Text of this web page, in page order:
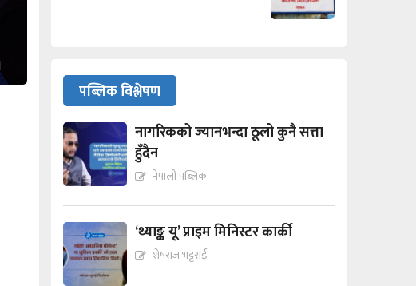
पब्लिक विश्लेषण
नागरिकको ज्यानभन्दा ठूलो कुनै सत्ता
हुँदैन
नेपाली पब्लिक
‘थ्याङ्क यू’ प्राइम मिनिस्टर कार्की
शेषराज भट्टराई